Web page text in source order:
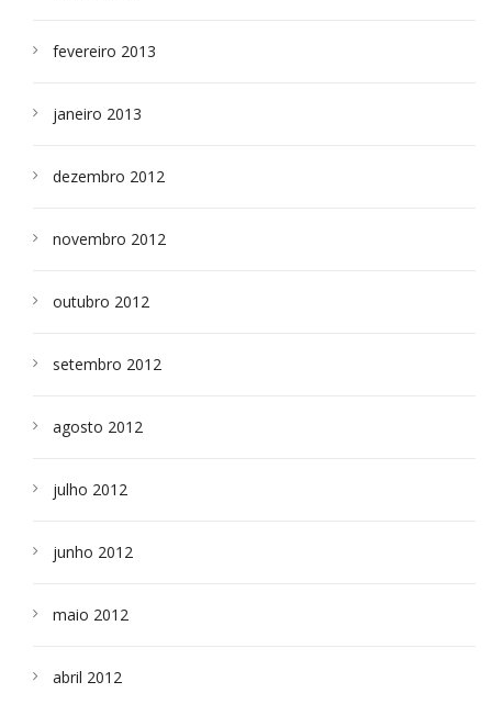
fevereiro 2013
janeiro 2013
dezembro 2012
novembro 2012
outubro 2012
setembro 2012
agosto 2012
julho 2012
junho 2012
maio 2012
abril 2012